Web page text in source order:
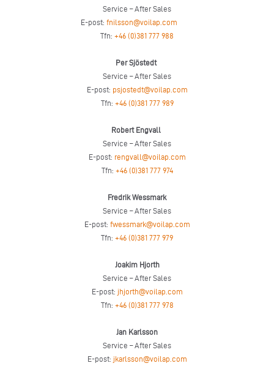
Service – After Sales
E-post: fnilsson@voilap.com
Tfn: +46 (0)381 777 988
Per Sjöstedt
Service – After Sales
E-post: psjostedt@voilap.com
Tfn: +46 (0)381 777 989
Robert Engvall
Service – After Sales
E-post: rengvall@voilap.com
Tfn: +46 (0)381 777 974
Fredrik Wessmark
Service – After Sales
E-post: fwessmark@voilap.com
Tfn: +46 (0)381 777 979
Joakim Hjorth
Service – After Sales
E-post: jhjorth@voilap.com
Tfn: +46 (0)381 777 978
Jan Karlsson
Service – After Sales
E-post: jkarlsson@voilap.com